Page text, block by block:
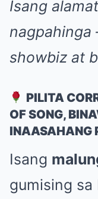
Isang
showbiz at
PILITA
OF SONG,
INAASAHANG
Isang
gumising